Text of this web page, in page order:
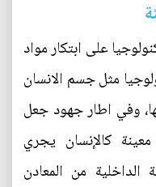
على ابتكار مواد
مثل جسم الانسان
وفي اطار جهود جعل
كالإنسان يجري
الداخلية من المعادن